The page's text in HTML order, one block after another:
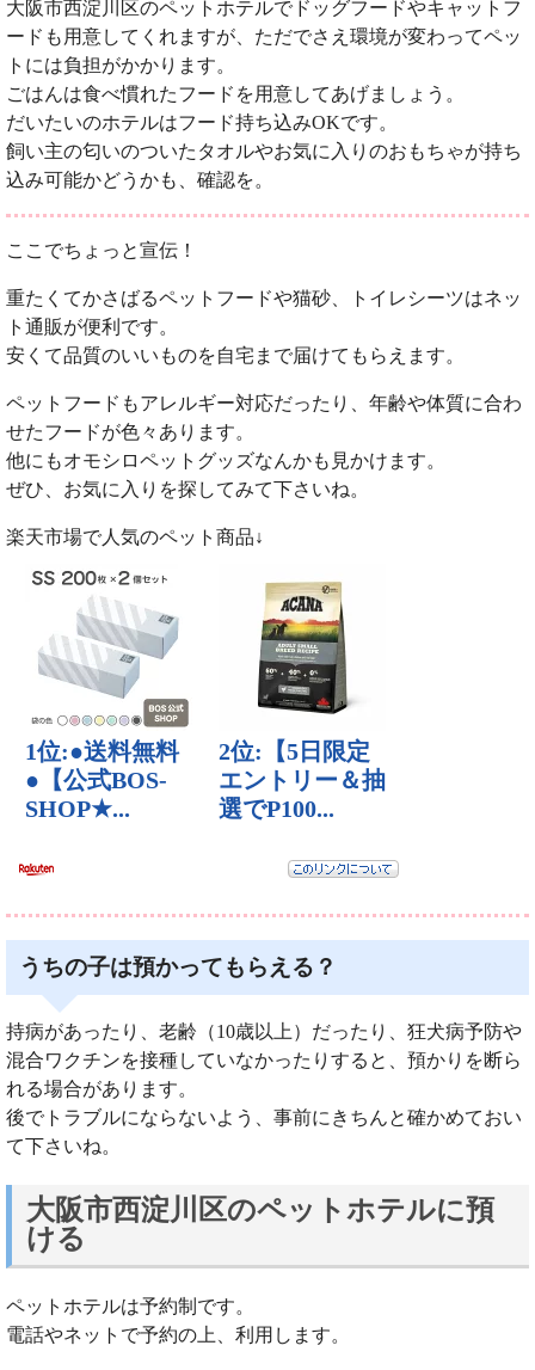
大阪市西淀川区のペットホテルでドッグフードやキャットフ
ードも用意してくれますが、ただでさえ環境が変わってペッ
トには負担がかかります。
ごはんは食べ慣れたフードを用意してあげましょう。
だいたいのホテルはフード持ち込みOKです。
飼い主の匂いのついたタオルやお気に入りのおもちゃが持ち
込み可能かどうかも、確認を。
ここでちょっと宣伝！
重たくてかさばるペットフードや猫砂、トイレシーツはネッ
ト通販が便利です。
安くて品質のいいものを自宅まで届けてもらえます。
ペットフードもアレルギー対応だったり、年齢や体質に合わ
せたフードが色々あります。
他にもオモシロペットグッズなんかも見かけます。
ぜひ、お気に入りを探してみて下さいね。
楽天市場で人気のペット商品↓
うちの子は預かってもらえる？
持病があったり、老齢（10歳以上）だったり、狂犬病予防や
混合ワクチンを接種していなかったりすると、預かりを断ら
れる場合があります。
後でトラブルにならないよう、事前にきちんと確かめておい
て下さいね。
大阪市西淀川区のペットホテルに預
ける
ペットホテルは予約制です。
電話やネットで予約の上、利用します。